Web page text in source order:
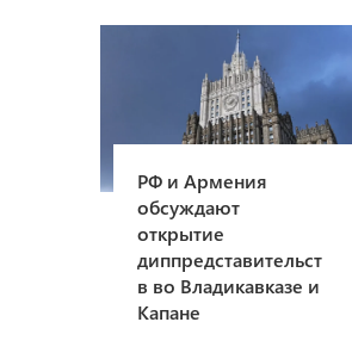
РФ и Армения
обсуждают
открытие
диппредставительст
в во Владикавказе и
Капане